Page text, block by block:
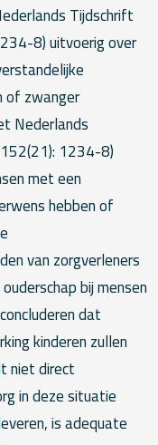
Tijdschrift
8) uitvoerig over
of zwanger
Nederlands
1234-8)
met een
hebben of
van zorgverleners
bij mensen
dat
kinderen zullen
niet direct
in deze situatie
is adequate